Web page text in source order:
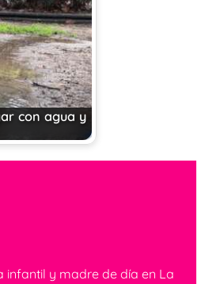
con agua y
infantil y madre de día en La